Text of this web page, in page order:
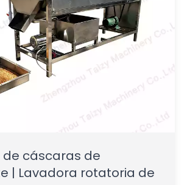
de cáscaras de
| Lavadora rotatoria de